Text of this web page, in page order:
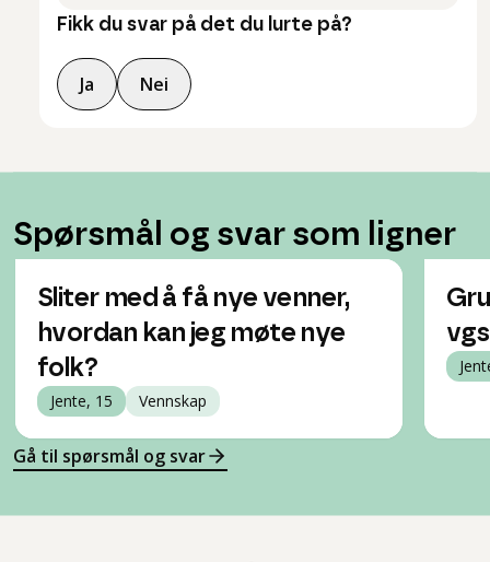
Fikk du svar på det du lurte på?
Ja Nei
Spørsmål og svar som ligner
Sliter med å få nye venner,
hvordan kan jeg møte nye
folk?
Jente, 15 Vennskap
vgs
Gå til spørsmål og svar